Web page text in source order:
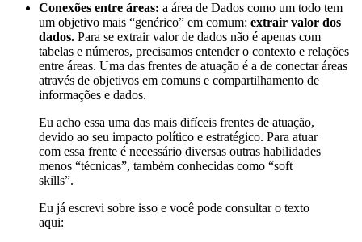
Conexões entre áreas: a área de Dados como um todo tem
um objetivo mais “genérico” em comum: extrair valor dos
dados. Para se extrair valor de dados não é apenas com
tabelas e números, precisamos entender o contexto e relações
entre áreas. Uma das frentes de atuação é a de conectar áreas
através de objetivos em comuns e compartilhamento de
informações e dados.
Eu acho essa uma das mais difíceis frentes de atuação,
devido ao seu impacto político e estratégico. Para atuar
com essa frente é necessário diversas outras habilidades
menos “técnicas”, também conhecidas como “soft
skills”.
Eu já escrevi sobre isso e você pode consultar o texto
aqui: